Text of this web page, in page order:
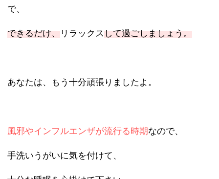
で、
できるだけ、リラックスして過ごしましょう。
あなたは、もう十分頑張りましたよ。
風邪やインフルエンザが流行る時期なので、
手洗いうがいに気を付けて、